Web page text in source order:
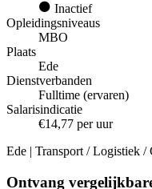
Inactief
Opleidingsniveaus
MBO
Plaats
Ede
Dienstverbanden
Fulltime (ervaren)
Salarisindicatie
€14,77 per uur
Ede | Transport / Logistiek
Ontvang